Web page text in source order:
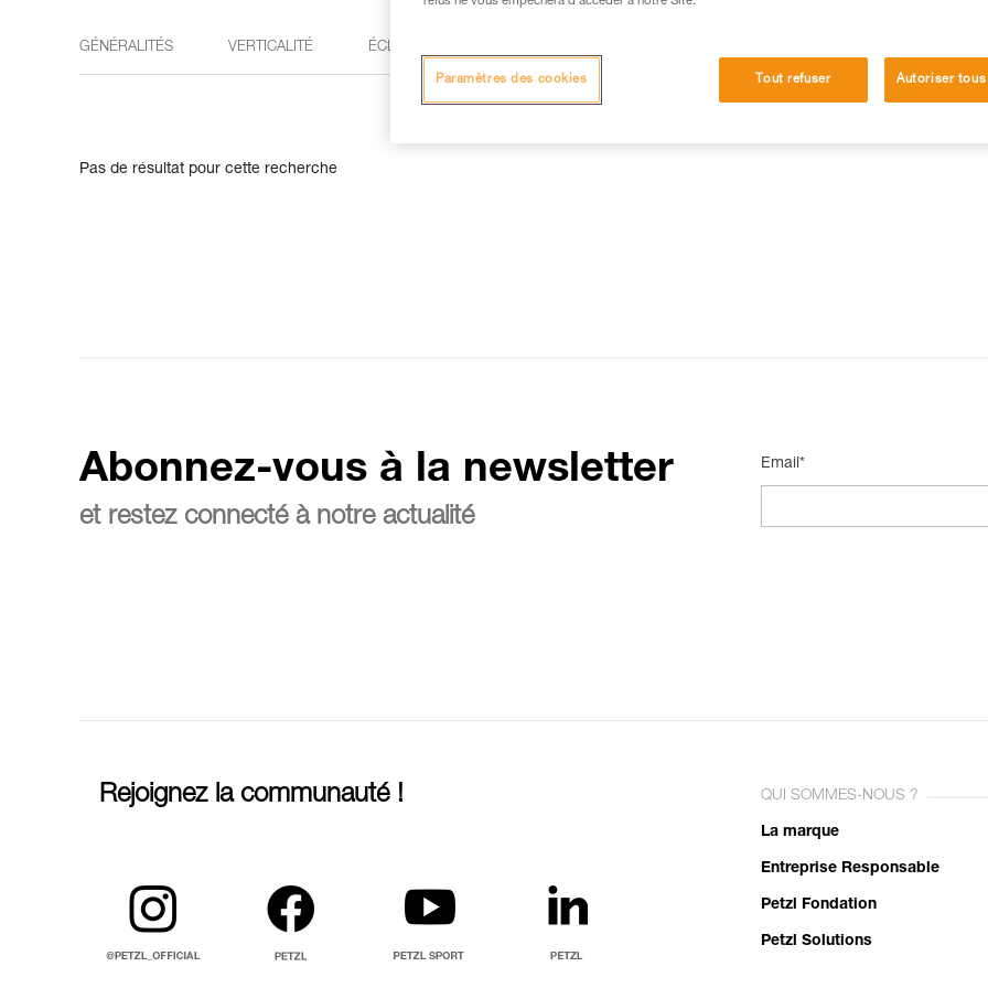
GÉNÉRALITÉS VERTICALITÉ ÉCLAIRAGE
Pas de résultat pour cette recherche
Abonnez-vous à la newsletter
et restez connecté à notre actualité
Email*
Rejoignez la communauté ! QUI SOMMES-NOUS ?
La marque
Entreprise Responsable
Petzl Fondation
Petzl Solutions
Tout refuser Autoriser
Paramètres des cookies